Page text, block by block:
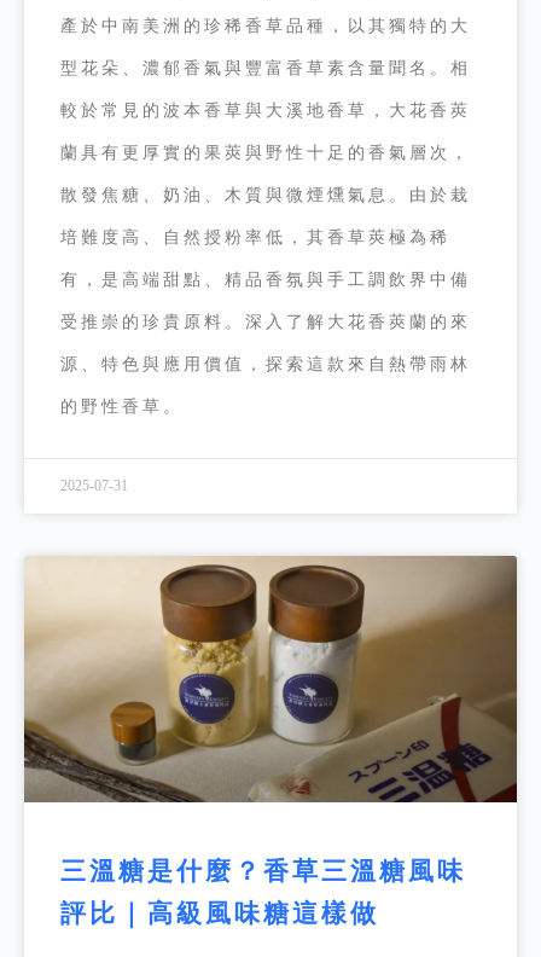
產於中南美洲的珍稀香草品種，以其獨特的大
型花朵、濃郁香氣與豐富香草素含量聞名。相
較於常見的波本香草與大溪地香草，大花香莢
蘭具有更厚實的果莢與野性十足的香氣層次，
散發焦糖、奶油、木質與微煙燻氣息。由於栽
培難度高、自然授粉率低，其香草莢極為稀
有，是高端甜點、精品香氛與手工調飲界中備
受推崇的珍貴原料。深入了解大花香莢蘭的來
源、特色與應用價值，探索這款來自熱帶雨林
的野性香草。
2025-07-31
三溫糖是什麼？香草三溫糖風味
評比｜高級風味糖這樣做